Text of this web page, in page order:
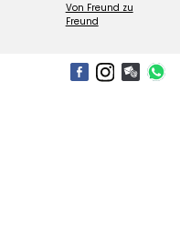
Von Freund zu
Freund